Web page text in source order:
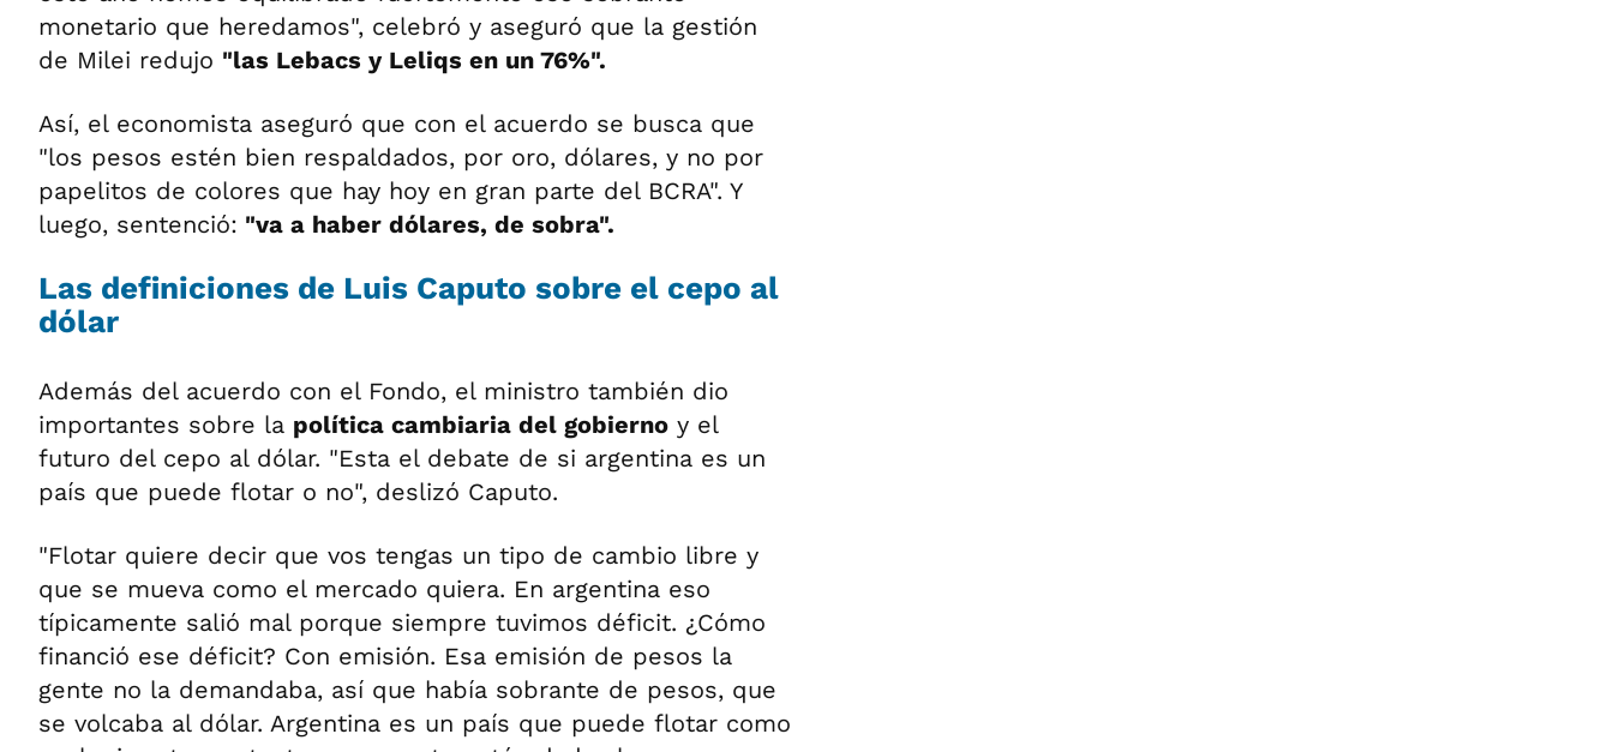
monetario que heredamos", celebró y aseguró que la gestión
de Milei redujo "las Lebacs y Leliqs en un 76%".
Así, el economista aseguró que con el acuerdo se busca que
"los pesos estén bien respaldados, por oro, dólares, y no por
papelitos de colores que hay hoy en gran parte del BCRA". Y
luego, sentenció: "va a haber dólares, de sobra".
Las definiciones de Luis Caputo sobre el cepo al
dólar
Además del acuerdo con el Fondo, el ministro también dio
importantes sobre la política cambiaria del gobierno y el
futuro del cepo al dólar. "Esta el debate de si argentina es un
país que puede flotar o no", deslizó Caputo.
"Flotar quiere decir que vos tengas un tipo de cambio libre y
que se mueva como el mercado quiera. En argentina eso
típicamente salió mal porque siempre tuvimos déficit. ¿Cómo
financió ese déficit? Con emisión. Esa emisión de pesos la
gente no la demandaba, así que había sobrante de pesos, que
se volcaba al dólar. Argentina es un país que puede flotar como